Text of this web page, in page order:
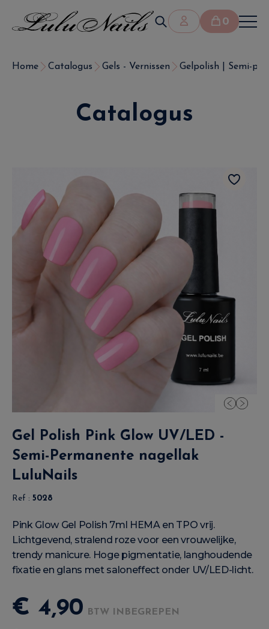
0
Home Catalogus Gels - Vernissen Gelpolish | Semi-
Catalogus
Gel Polish Pink Glow UV/LED -
Semi-Permanente nagellak
LuluNails
Ref : 5028
Pink Glow Gel Polish 7ml HEMA en TPO vrij.
Lichtgevend, stralend roze voor een vrouwelijke,
trendy manicure. Hoge pigmentatie, langhoudende
fixatie en glans met saloneffect onder UV/LED-licht.
€ 4,90 BTW INBEGREPEN